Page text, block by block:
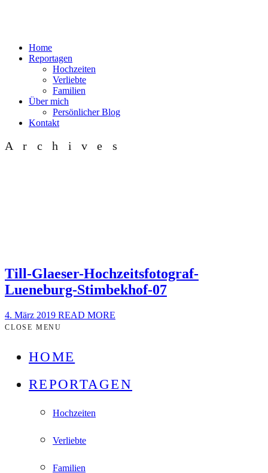
Home
Reportagen
Hochzeiten
Verliebte
Familien
Über mich
Persönlicher Blog
Kontakt
Archives
Till-Glaeser-Hochzeitsfotograf-
Lueneburg-Stimbekhof-07
4. März 2019 READ MORE
CLOSE MENU
HOME
REPORTAGEN
Hochzeiten
Verliebte
Familien